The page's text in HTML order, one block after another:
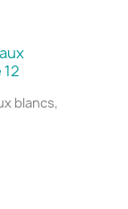
blancs,